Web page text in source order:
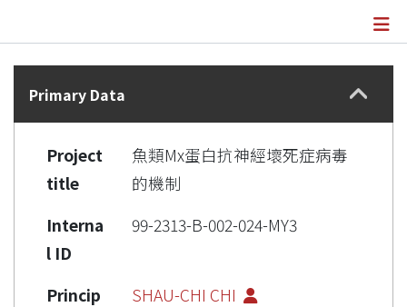
Statistics
Details
Primary Data
Project
title
魚類Mx蛋白抗神經壞死症病毒
的機制
Interna
l ID
99-2313-B-002-024-MY3
Princip
SHAU-CHI CHI